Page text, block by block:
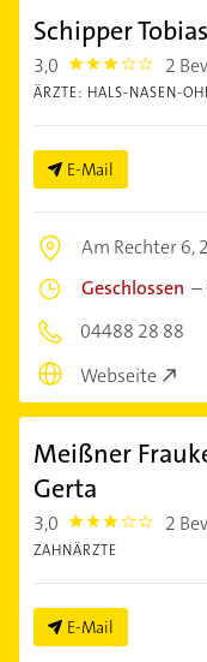
Schipper
3,0 3.0 2
ÄRZTE: HALS-NASEN-
E-Mail
Am Rechter 6,
Geschlossen –
04488 28 88
Webseite
Meißner
Gerta
3,0 3.0 2
ZAHNÄRZTE
E-Mail